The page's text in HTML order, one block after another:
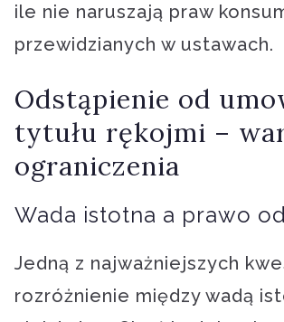
ile nie naruszają praw
przewidzianych w ustawach.
Odstąpienie od
tytułu rękojmi –
ograniczenia
Wada istotna a prawo
Jedną z najważniejszych
rozróżnienie między wadą